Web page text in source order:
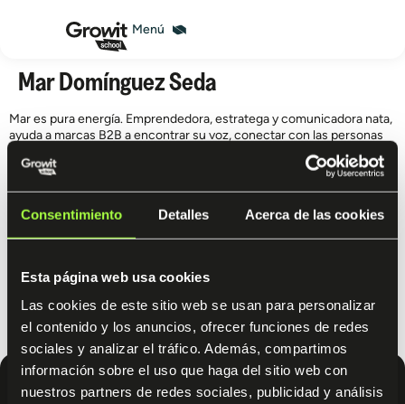
Consentimiento Detalles Acerca de las cookies
Esta página web usa cookies
Las cookies de este sitio web se usan para personalizar
el contenido y los anuncios, ofrecer funciones de redes
sociales y analizar el tráfico. Además, compartimos
información sobre el uso que haga del sitio web con
nuestros partners de redes sociales, publicidad y análisis
Mar Domínguez Seda
Mar es pura energía. Emprendedora, estratega y comunicadora nata,
ayuda a marcas B2B a encontrar su voz, conectar con las personas
Curiosa, inquieta y adicta al café, Mar combina experiencia, método y
sentido del humor para que aprendas a usar la IA sin perder tu
autenticidad.
Prepárate para un curso lleno de ideas, energía y contenido que
funciona (porque está probado en clientes exigentes).